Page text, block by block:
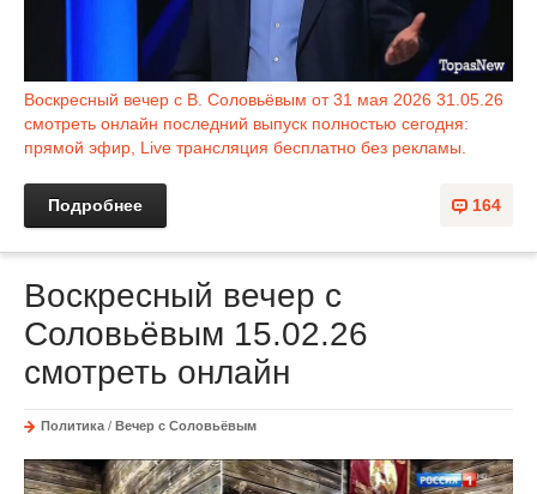
Воскресный вечер с В. Соловьёвым от 31 мая 2026 31.05.26
смотреть онлайн последний выпуск полностью сегодня:
прямой эфир, Live трансляция бесплатно без рекламы.
164
Подробнее
Воскресный вечер с
Соловьёвым 15.02.26
смотреть онлайн
Политика / Вечер с Соловьёвым